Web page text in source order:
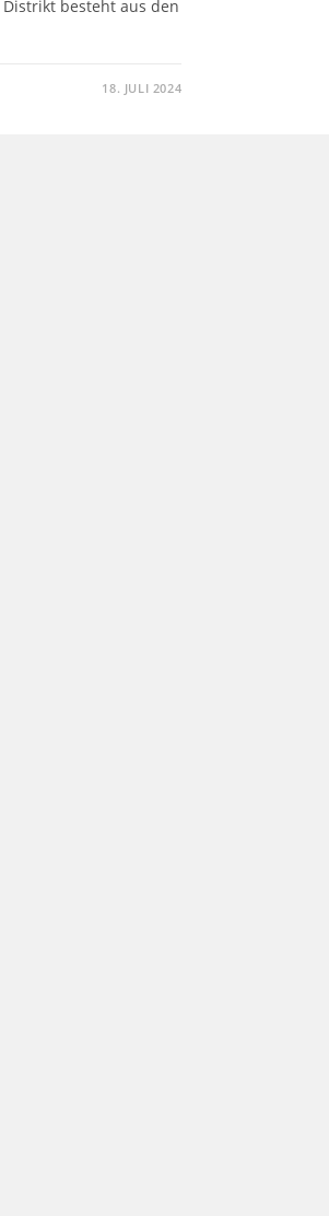
besteht aus den
18. JULI 2024